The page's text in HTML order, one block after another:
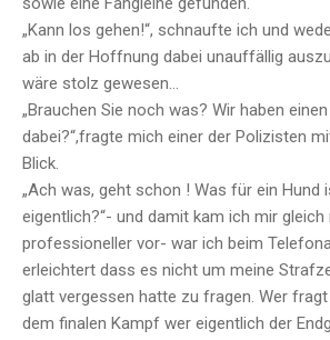
„Kann los gehen!“, schnaufte ich und
ab in der Hoffnung dabei unauffällig
wäre stolz gewesen…
„Brauchen Sie noch was? Wir haben
dabei?“,fragte mich einer der Polizisten
Blick.
„Ach was, geht schon ! Was für ein Hund
eigentlich?“- und damit kam ich mir gleich
professioneller vor- war ich beim
erleichtert dass es nicht um meine
glatt vergessen hatte zu fragen. Wer
dem finalen Kampf wer eigentlich der